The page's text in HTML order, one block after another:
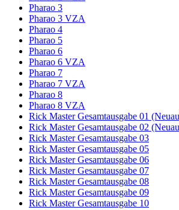
Pharao 3
Pharao 3 VZA
Pharao 4
Pharao 5
Pharao 6
Pharao 6 VZA
Pharao 7
Pharao 7 VZA
Pharao 8
Pharao 8 VZA
Rick Master Gesamtausgabe 01
Rick Master Gesamtausgabe 02
Rick Master Gesamtausgabe 03
Rick Master Gesamtausgabe 05
Rick Master Gesamtausgabe 06
Rick Master Gesamtausgabe 07
Rick Master Gesamtausgabe 08
Rick Master Gesamtausgabe 09
Rick Master Gesamtausgabe 10